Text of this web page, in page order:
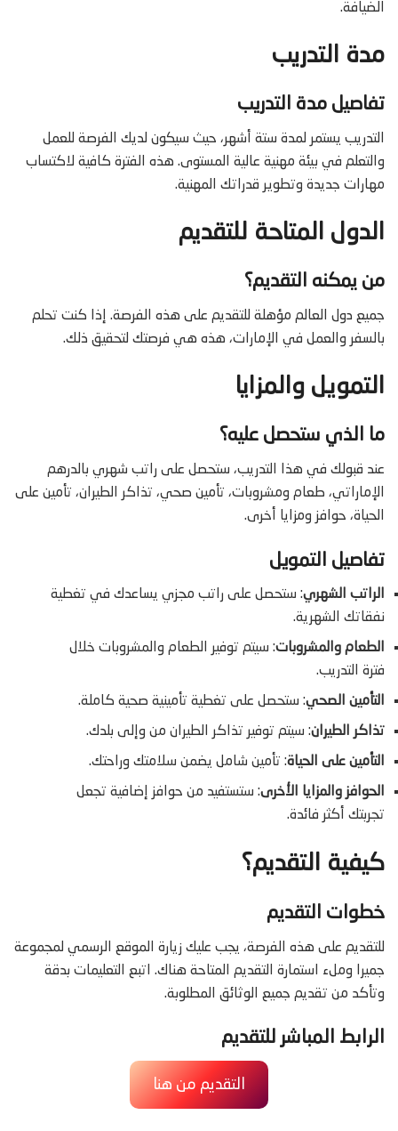
الضيافة.
مدة التدريب
تفاصيل مدة التدريب
التدريب يستمر لمدة ستة أشهر، حيث سيكون لديك الفرصة للعمل
والتعلم في بيئة مهنية عالية المستوى. هذه الفترة كافية لاكتساب
مهارات جديدة وتطوير قدراتك المهنية.
الدول المتاحة للتقديم
من يمكنه التقديم؟
جميع دول العالم مؤهلة للتقديم على هذه الفرصة. إذا كنت تحلم
بالسفر والعمل في الإمارات، هذه هي فرصتك لتحقيق ذلك.
التمويل والمزايا
ما الذي ستحصل عليه؟
عند قبولك في هذا التدريب، ستحصل على راتب شهري بالدرهم
الإماراتي، طعام ومشروبات، تأمين صحي، تذاكر الطيران، تأمين على
الحياة، حوافز ومزايا أخرى.
تفاصيل التمويل
الراتب الشهري: ستحصل على راتب مجزي يساعدك في تغطية
نفقاتك الشهرية.
الطعام والمشروبات: سيتم توفير الطعام والمشروبات خلال
فترة التدريب.
التأمين الصحي: ستحصل على تغطية تأمينية صحية كاملة.
تذاكر الطيران: سيتم توفير تذاكر الطيران من وإلى بلدك.
التأمين على الحياة: تأمين شامل يضمن سلامتك وراحتك.
الحوافز والمزايا الأخرى: ستستفيد من حوافز إضافية تجعل
تجربتك أكثر فائدة.
كيفية التقديم؟
خطوات التقديم
للتقديم على هذه الفرصة، يجب عليك زيارة الموقع الرسمي لمجموعة
جميرا وملء استمارة التقديم المتاحة هناك. اتبع التعليمات بدقة
وتأكد من تقديم جميع الوثائق المطلوبة.
الرابط المباشر للتقديم
التقديم من هنا